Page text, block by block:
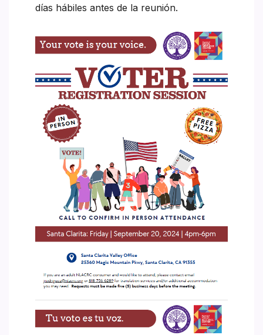
días hábiles antes de la reunión.